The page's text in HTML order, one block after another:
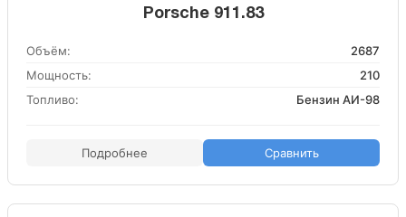
Porsche 911.83
Объём:
2687
Мощность:
210
Топливо:
Бензин АИ-98
Подробнее Сравнить